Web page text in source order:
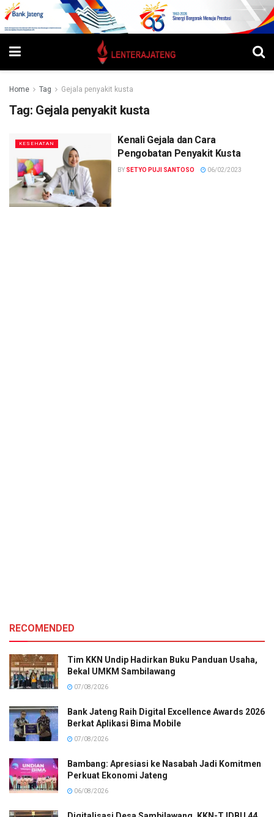
Home Tag Gejala penyakit kusta
Tag: Gejala penyakit kusta
KESEHATAN
Kenali Gejala dan Cara
Pengobatan Penyakit Kusta
BY SETYO PUJI SANTOSO 06/02/2023
RECOMENDED
Tim KKN Undip Hadirkan Buku Panduan Usaha,
Bekal UMKM Sambilawang
07/08/2026
Bank Jateng Raih Digital Excellence Awards 2026
Berkat Aplikasi Bima Mobile
07/08/2026
Bambang: Apresiasi ke Nasabah Jadi Komitmen
Perkuat Ekonomi Jateng
06/08/2026